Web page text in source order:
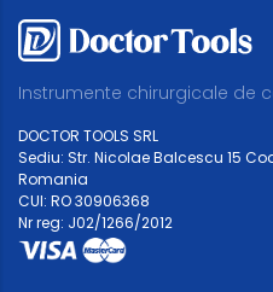
Instrumente chirurgicale de
DOCTOR TOOLS SRL
Sediu: Str. Nicolae Balcescu 15
Romania
CUI: RO 30906368
Nr reg: J02/1266/2012